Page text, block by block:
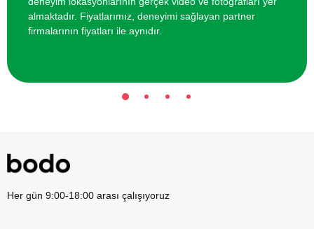
almaktadır. Fiyatlarımız, deneyimi sağlayan partner
firmalarının fiyatları ile aynıdır.
Her gün 9:00-18:00 arası çalışıyoruz